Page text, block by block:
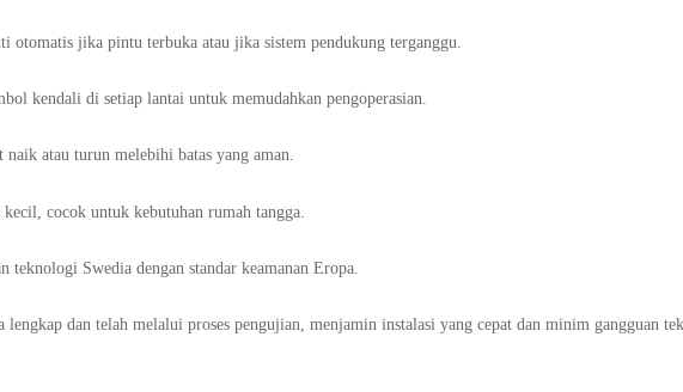
otomatis jika pintu terbuka atau jika sistem pendukung terganggu.
kendali di setiap lantai untuk memudahkan pengoperasian.
naik atau turun melebihi batas yang aman.
cocok untuk kebutuhan rumah tangga.
teknologi Swedia dengan standar keamanan Eropa.
dan telah melalui proses pengujian, menjamin instalasi yang cepat dan minim gangguan